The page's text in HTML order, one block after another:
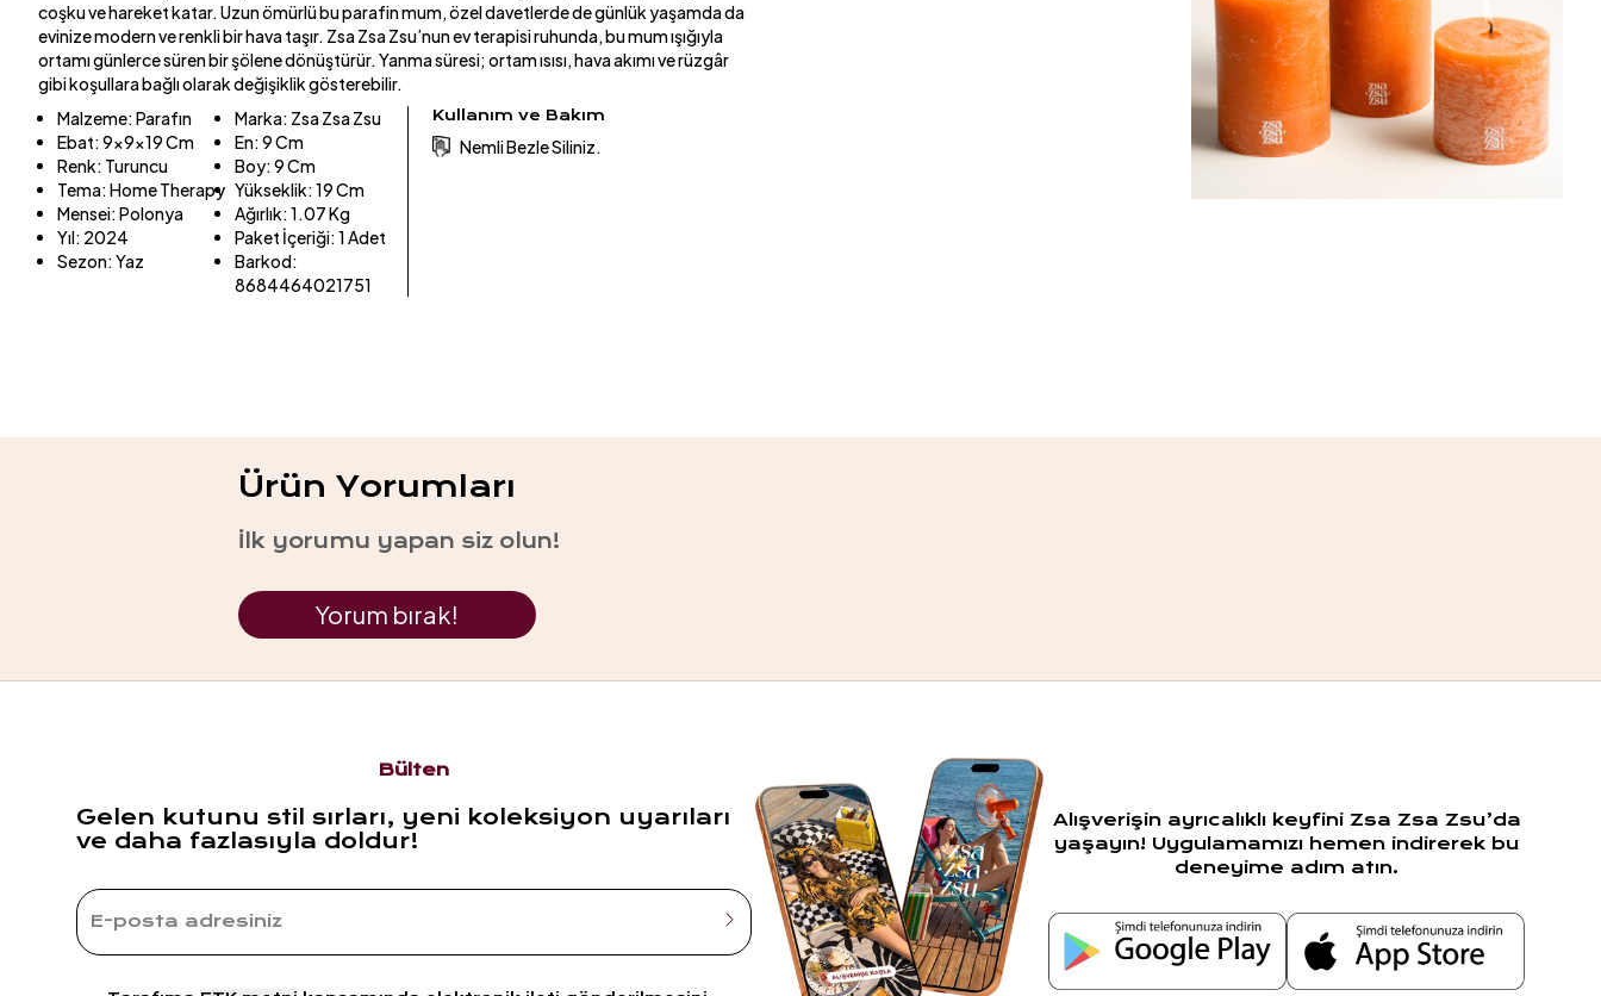
coşku ve hareket katar. Uzun ömürlü bu parafin mum, özel davetlerde de günlük yaşamda da
evinize modern ve renkli bir hava taşır. Zsa Zsa Zsu’nun ev terapisi ruhunda, bu mum ışığıyla
ortamı günlerce süren bir şölene dönüştürür. Yanma süresi; ortam ısısı, hava akımı ve rüzgâr
gibi koşullara bağlı olarak değişiklik gösterebilir.
Malzeme:Parafın
Ebat:9x9x19 Cm
Renk: Turuncu
Tema:Home Therapy
Mensei:Polonya
Yıl: 2024
Sezon:Yaz
Marka: Zsa Zsa Zsu
En:9 Cm
Boy:9 Cm
Yükseklik:19 Cm
Ağırlık:1.07 Kg
Paket İçeriği:1 Adet
Barkod:
8684464021751
Kullanım ve Bakım
Nemli Bezle Siliniz.
Ürün Yorumları
İlk yorumu yapan siz olun!
Yorum bırak!
Bülten
Gelen kutunu stil sırları, yeni koleksiyon uyarıları
ve daha fazlasıyla doldur!
Alışverişin ayrıcalıklı keyfini Zsa Zsa Zsu’da
yaşayın! Uygulamamızı hemen indirerek bu
deneyime adım atın.